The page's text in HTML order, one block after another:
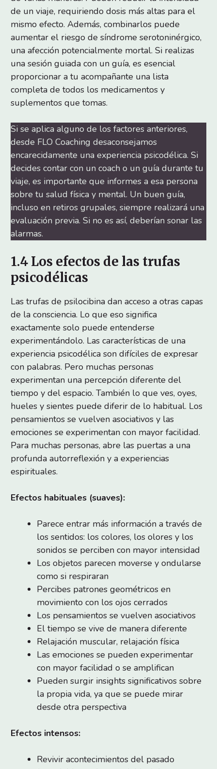
de un viaje, requiriendo dosis más altas para el
mismo efecto. Además, combinarlos puede
aumentar el riesgo de síndrome serotoninérgico,
una afección potencialmente mortal. Si realizas
una sesión guiada con un guía, es esencial
proporcionar a tu acompañante una lista
completa de todos los medicamentos y
suplementos que tomas.
Si se aplica alguno de los factores anteriores,
desde FLO Coaching desaconsejamos
encarecidamente una experiencia psicodélica. Si
decides contar con un coach o un guía durante tu
viaje, es importante que informes a esa persona
sobre tu salud física y mental. Un buen guía,
incluso en retiros grupales, siempre realizará una
evaluación previa. Si no es así, deberían sonar las
alarmas.
1.4 Los efectos de las trufas
psicodélicas
Las trufas de psilocibina dan acceso a otras capas
de la consciencia. Lo que eso significa
exactamente solo puede entenderse
experimentándolo. Las características de una
experiencia psicodélica son difíciles de expresar
con palabras. Pero muchas personas
experimentan una percepción diferente del
tiempo y del espacio. También lo que ves, oyes,
hueles y sientes puede diferir de lo habitual. Los
pensamientos se vuelven asociativos y las
emociones se experimentan con mayor facilidad.
Para muchas personas, abre las puertas a una
profunda autorreflexión y a experiencias
espirituales.
Efectos habituales (suaves):
Parece entrar más información a través de
los sentidos: los colores, los olores y los
sonidos se perciben con mayor intensidad
Los objetos parecen moverse y ondularse
como si respiraran
Percibes patrones geométricos en
movimiento con los ojos cerrados
Los pensamientos se vuelven asociativos
El tiempo se vive de manera diferente
Relajación muscular, relajación física
Las emociones se pueden experimentar
con mayor facilidad o se amplifican
Pueden surgir insights significativos sobre
la propia vida, ya que se puede mirar
desde otra perspectiva
Efectos intensos:
Revivir acontecimientos del pasado